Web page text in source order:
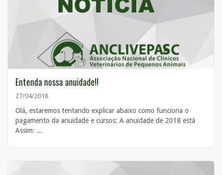
Entenda nossa anuidade!!
27/04/2018
Olá, estaremos tentando explicar abaixo como funciona o
pagamento da anuidade e cursos: A anuidade de 2018 está
Assim: ...